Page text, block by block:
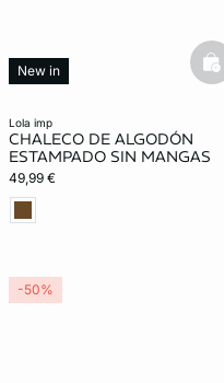
lola imp
CHALECO DE ALGODÓN
ESTAMPADO SIN MANGAS
49,99 €
New in
-50%